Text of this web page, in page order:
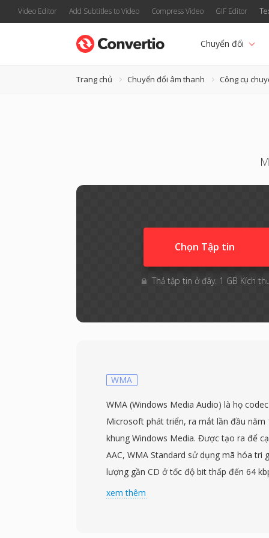
Video Editor Add Subtitles to Video Compress Video GIF Editor
Chuyển đổi
Trang chủ Chuyển đổi âm thanh Công cụ
Chọn Tập tin
Thả tập tin ở đây. 1 GB Kích
WMA
WMA (Windows Media Audio) là họ
Microsoft phát triển, ra mắt lần đầu năm
khung Windows Media. Được tạo ra để
AAC, WMA Standard sử dụng mã hóa tri
lượng gần CD ở tốc độ bit thấp đến 64
tốc độ dữ liệu MP3 thường cần cho kết
xem thêm